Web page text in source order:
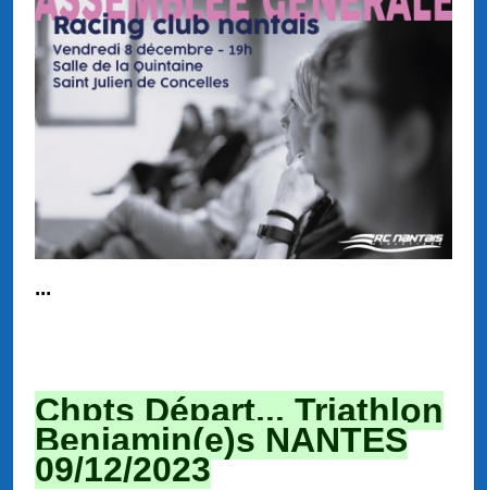
...
Chpts Départ... Triathlon
Benjamin(e)s NANTES
09/12/2023